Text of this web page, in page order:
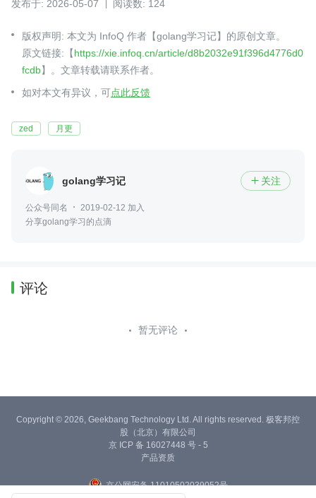
发布于: 2026-05-07 阅读数: 124
版权声明: 本文为 InfoQ 作者【golang学习记】的原创文章。
原文链接:【https://xie.infoq.cn/article/d8b2032e91f396d4776d0
fcdb】。文章转载请联系作者。
如对本文有异议，可点此反馈
zed 月更
golang学习记  关注
公众号同名
2019-02-12 加入
分享golang学习的点滴
评论
暂无评论
Copyright © 2026, Geekbang Technology Ltd. All rights reserved. 极客邦控
股（北京）有限公司
京 ICP 备 16027448 号 - 5
产品资质
京公网安备 11010502039052号